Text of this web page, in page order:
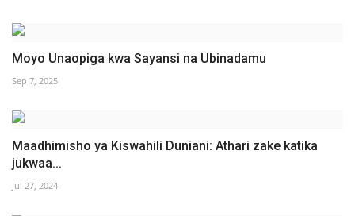
Moyo Unaopiga kwa Sayansi na Ubinadamu
Sep 7, 2025
Maadhimisho ya Kiswahili Duniani: Athari zake katika
jukwaa...
Jul 27, 2024